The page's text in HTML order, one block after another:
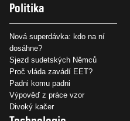
Politika
Nová superdávka: kdo na ní
dosáhne?
Sjezd sudetských Němců
Proč vláda zavádí EET?
Padni komu padni
Výpověď z práce vzor
Divoký kačer